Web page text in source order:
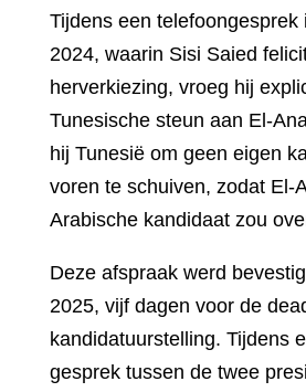
Tijdens een telefoongesprek
2024, waarin Sisi Saied
herverkiezing, vroeg hij
Tunesische steun aan El-
hij Tunesië om geen eigen
voren te schuiven, zodat El-
Arabische kandidaat zou
Deze afspraak werd
2025, vijf dagen voor de
kandidatuurstelling. Tijdens
gesprek tussen de twee